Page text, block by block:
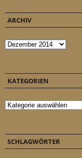
ARCHIV
Archiv
KATEGORIEN
Kategorien
SCHLAGWÖRTER